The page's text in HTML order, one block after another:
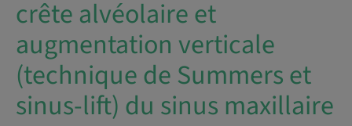
crête alvéolaire et
augmentation verticale
(technique de Summers et
sinus-lift) du sinus maxillaire